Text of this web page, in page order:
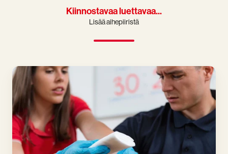
Kiinnostavaa luettavaa...
Lisää aihepiiristä
Euroopan
elvytysneuvoston
uudet
ensiapuohjeet
on
julkaistu